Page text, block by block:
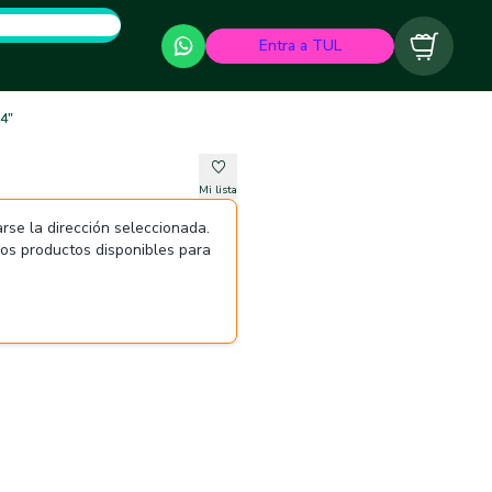
Entra a TUL Carrito
Mi lista
la dirección seleccionada.
productos disponibles para